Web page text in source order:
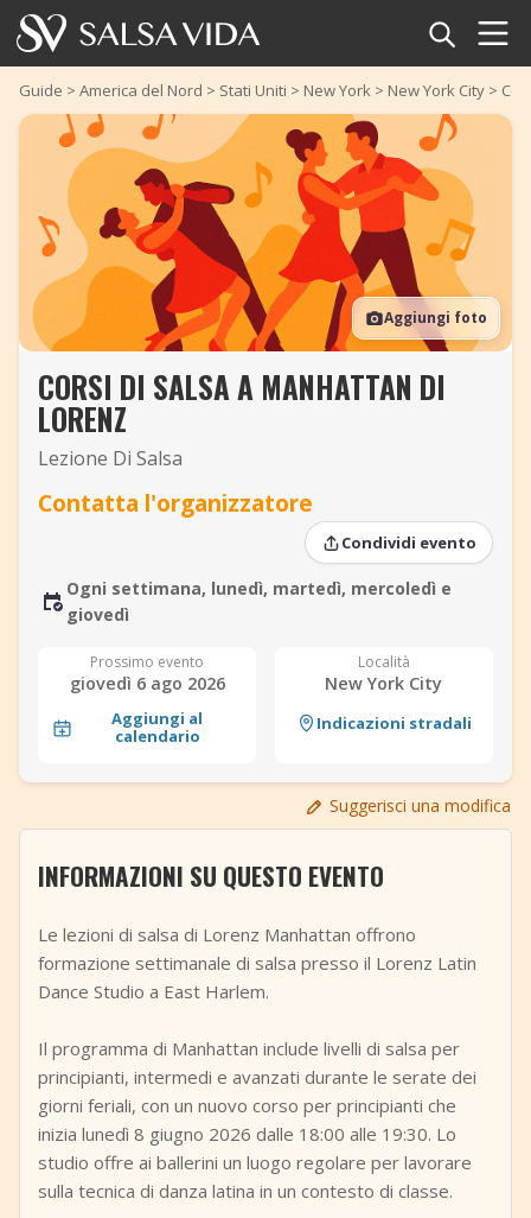
Home
Eventi
Notizie
Articoli
Video
Glossario della salsa
TuneTempo
Guide > America del Nord > Stati Uniti > New York > New York City >
Aggiungi foto
CORSI DI SALSA A MANHATTAN DI
LORENZ
Lezione Di Salsa
Contatta l'organizzatore
Condividi evento
Ogni settimana, lunedì, martedì, mercoledì e
giovedì
Prossimo evento
giovedì 6 ago 2026
Aggiungi al
calendario
Località
New York City
Indicazioni stradali
Suggerisci una modifica
INFORMAZIONI SU QUESTO EVENTO
Le lezioni di salsa di Lorenz Manhattan offrono
formazione settimanale di salsa presso il Lorenz Latin
Dance Studio a East Harlem.
Il programma di Manhattan include livelli di salsa per
principianti, intermedi e avanzati durante le serate dei
giorni feriali, con un nuovo corso per principianti che
inizia lunedì 8 giugno 2026 dalle 18:00 alle 19:30. Lo
studio offre ai ballerini un luogo regolare per lavorare
sulla tecnica di danza latina in un contesto di classe.